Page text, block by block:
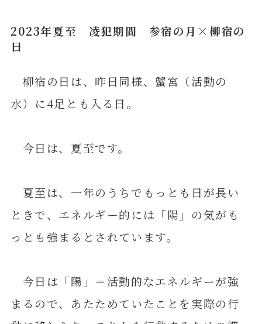
2023年夏至 凌犯期間 参宿の月×柳宿の
日
柳宿の日は、昨日同様、蟹宮（活動の
水）に4足とも入る日。
今日は、夏至です。
夏至は、一年のうちでもっとも日が長い
ときで、エネルギー的には「陽」の気がも
っとも強まるとされています。
今日は「陽」＝活動的なエネルギーが強
まるので、あたためていたことを実際の行